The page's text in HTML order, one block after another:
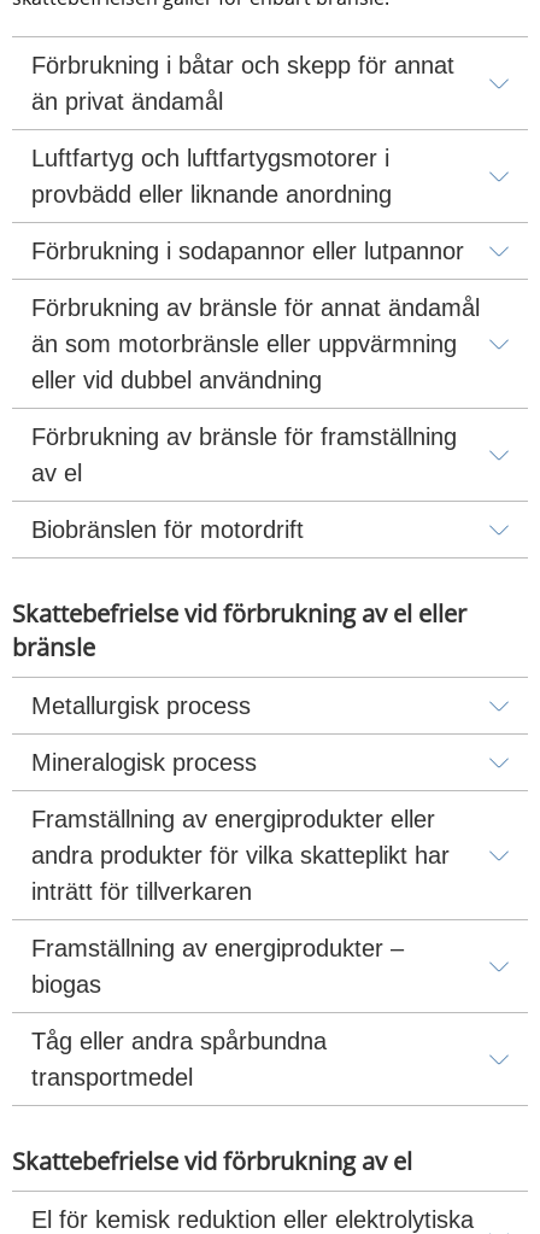
Förbrukning i båtar och skepp för annat
än privat ändamål
Luftfartyg och luftfartygsmotorer i
provbädd eller liknande anordning
Förbrukning i sodapannor eller lutpannor
Förbrukning av bränsle för annat ändamål
än som motorbränsle eller uppvärmning
eller vid dubbel användning
Förbrukning av bränsle för framställning
av el
Biobränslen för motordrift
Skattebefrielse vid förbrukning av el eller
bränsle
Metallurgisk process
Mineralogisk process
Framställning av energiprodukter eller
andra produkter för vilka skatteplikt har
inträtt för tillverkaren
Framställning av energiprodukter –
biogas
Tåg eller andra spårbundna
transportmedel
Skattebefrielse vid förbrukning av el
El för kemisk reduktion eller elektrolytiska